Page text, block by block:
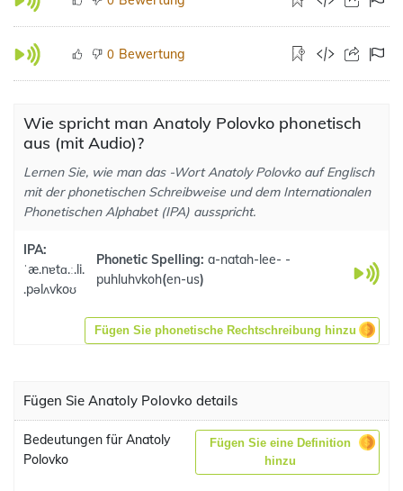
0 Bewertung
Wie spricht man Anatoly Polovko phonetisch
aus (mit Audio)?
Lernen Sie, wie man das -Wort Anatoly Polovko auf Englisch
mit der phonetischen Schreibweise und dem Internationalen
Phonetischen Alphabet (IPA) ausspricht.
IPA:
ˈæ.nɐtɑ.ː.li.
.pəlʌvkoʊ
Phonetic Spelling:a-natah-lee- -
puhluhvkoh(en-us)
Fügen Sie phonetische Rechtschreibung hinzu
Fügen Sie Anatoly Polovko details
Bedeutungen für Anatoly
Polovko
Fügen Sie eine Definition
hinzu